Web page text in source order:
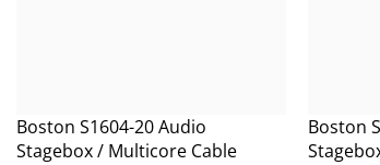
Boston S1604-20 Audio
Stagebox / Multicore Cable
Boston